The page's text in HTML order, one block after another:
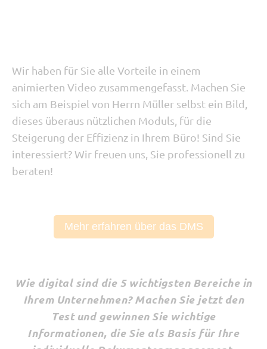
Wir haben für Sie alle Vorteile in einem
animierten Video zusammengefasst. Machen Sie
sich am Beispiel von Herrn Müller selbst ein Bild,
dieses überaus nützlichen Moduls, für die
Steigerung der Effizienz in Ihrem Büro! Sind Sie
interessiert? Wir freuen uns, Sie professionell zu
beraten!
Mehr erfahren über das DMS
Wie digital sind die 5 wichtigsten Bereiche in
Ihrem Unternehmen? Machen Sie jetzt den
Test und gewinnen Sie wichtige
Informationen, die Sie als Basis für Ihre